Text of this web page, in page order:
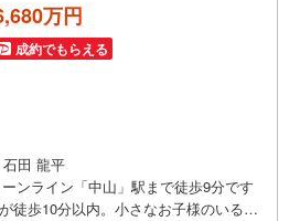
万円
成約でもらえる
石田 龍平
ンライン「中山」駅まで徒歩9分です
徒歩10分以内。小さなお子様のいるご